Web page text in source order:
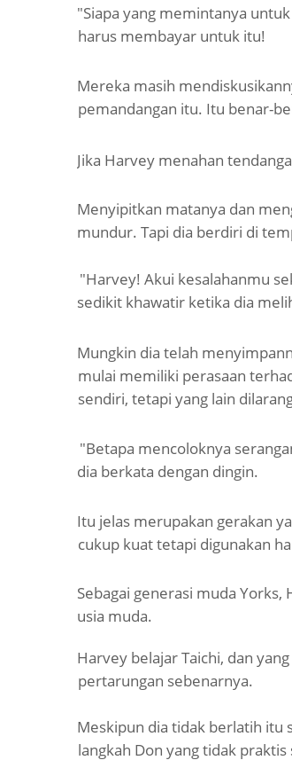
"Siapa yang memintanya
harus membayar untuk itu!
Mereka masih
pemandangan itu. Itu benar-
Jika Harvey menahan
Menyipitkan matanya dan
mundur. Tapi dia berdiri di
"Harvey! Akui kesalahanmu
sedikit khawatir ketika dia
Mungkin dia telah
mulai memiliki perasaan
sendiri, tetapi yang lain
"Betapa mencoloknya
dia berkata dengan dingin.
Itu jelas merupakan gerakan
cukup kuat tetapi digunakan
Sebagai generasi muda
usia muda.
Harvey belajar Taichi, dan
pertarungan sebenarnya.
Meskipun dia tidak berlatih itu
langkah Don yang tidak